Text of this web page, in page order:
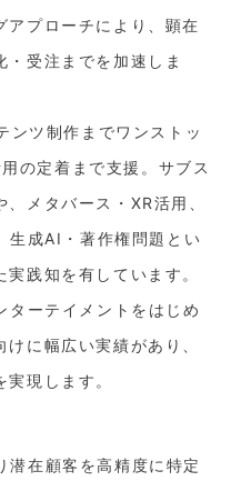
アプローチにより、顕在
・受注までを加速しま
ツ制作までワンストッ
の定着まで支援。サブス
メタバース・XR活用、
生成AI・著作権問題とい
践知を有しています。
ーテイメントをはじめ
に幅広い実績があり、
現します。
潜在顧客を高精度に特定